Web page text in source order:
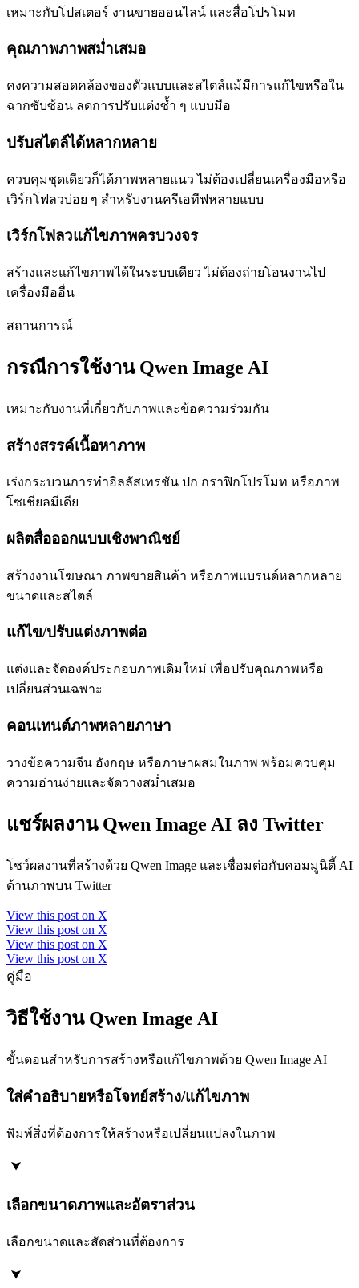
เหมาะกับโปสเตอร์ งานขายออนไลน์ และสื่อโปรโมท
คุณภาพภาพสม่ำเสมอ
คงความสอดคล้องของตัวแบบและสไตล์แม้มีการแก้ไขหรือใน
ฉากซับซ้อน ลดการปรับแต่งซ้ำ ๆ แบบมือ
ปรับสไตล์ได้หลากหลาย
ควบคุมชุดเดียวก็ได้ภาพหลายแนว ไม่ต้องเปลี่ยนเครื่องมือหรือ
เวิร์กโฟลวบ่อย ๆ สำหรับงานครีเอทีฟหลายแบบ
เวิร์กโฟลวแก้ไขภาพครบวงจร
สร้างและแก้ไขภาพได้ในระบบเดียว ไม่ต้องถ่ายโอนงานไป
เครื่องมืออื่น
สถานการณ์
กรณีการใช้งาน Qwen Image AI
เหมาะกับงานที่เกี่ยวกับภาพและข้อความร่วมกัน
สร้างสรรค์เนื้อหาภาพ
เร่งกระบวนการทำอิลลัสเทรชัน ปก กราฟิกโปรโมท หรือภาพ
โซเชียลมีเดีย
ผลิตสื่อออกแบบเชิงพาณิชย์
สร้างงานโฆษณา ภาพขายสินค้า หรือภาพแบรนด์หลากหลาย
ขนาดและสไตล์
แก้ไข/ปรับแต่งภาพต่อ
แต่งและจัดองค์ประกอบภาพเดิมใหม่ เพื่อปรับคุณภาพหรือ
เปลี่ยนส่วนเฉพาะ
คอนเทนต์ภาพหลายภาษา
วางข้อความจีน อังกฤษ หรือภาษาผสมในภาพ พร้อมควบคุม
ความอ่านง่ายและจัดวางสม่ำเสมอ
แชร์ผลงาน Qwen Image AI ลง Twitter
โชว์ผลงานที่สร้างด้วย Qwen Image และเชื่อมต่อกับคอมมูนิตี้ AI
ด้านภาพบน Twitter
View this post on X
View this post on X
View this post on X
View this post on X
คู่มือ
วิธีใช้งาน Qwen Image AI
ขั้นตอนสำหรับการสร้างหรือแก้ไขภาพด้วย Qwen Image AI
ใส่คำอธิบายหรือโจทย์สร้าง/แก้ไขภาพ
พิมพ์สิ่งที่ต้องการให้สร้างหรือเปลี่ยนแปลงในภาพ
เลือกขนาดภาพและอัตราส่วน
เลือกขนาดและสัดส่วนที่ต้องการ